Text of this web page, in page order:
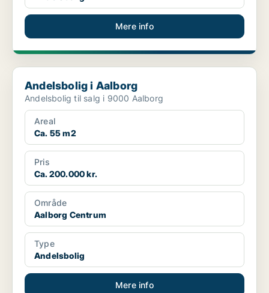
Mere info
Andelsbolig i Aalborg
Andelsbolig i Aalborg
Andelsbolig til salg i 9000 Aalborg
Areal
Ca. 55 m2
Pris
Ca. 200.000 kr.
Område
Aalborg Centrum
Type
Andelsbolig
Mere info